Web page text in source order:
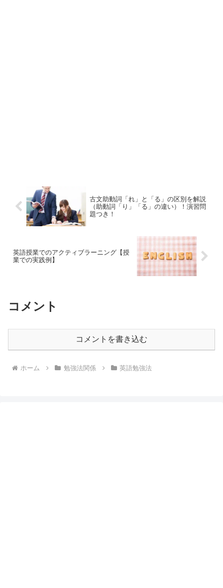
古文助動詞「れ」と「る」の区別を解説
（助動詞「り」「る」の違い）！演習問
題つき！
英語授業でのアクティブラーニング【授
業での実践例】
コメント
コメントを書き込む
ホーム 勉強法関係 英語勉強法